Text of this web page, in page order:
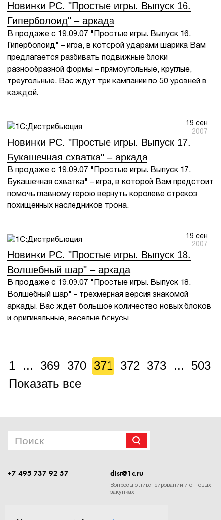
Новинки PC. "Простые игры. Выпуск 16.
Гиперболоид" – аркада
В продаже с 19.09.07 "Простые игры. Выпуск 16.
Гиперболоид" – игра, в которой ударами шарика Вам
предлагается разбивать подвижные блоки
разнообразной формы – прямоугольные, круглые,
треугольные. Вас ждут три кампании по 50 уровней в
каждой.
19 сен
2007
Новинки PC. "Простые игры. Выпуск 17.
Букашечная схватка" – аркада
В продаже с 19.09.07 "Простые игры. Выпуск 17.
Букашечная схватка" – игра, в которой Вам предстоит
помочь главному герою вернуть королеве стрекоз
похищенных наследников трона.
19 сен
2007
Новинки PC. "Простые игры. Выпуск 18.
Волшебный шар" – аркада
В продаже с 19.09.07 "Простые игры. Выпуск 18.
Волшебный шар" – трехмерная версия знакомой
аркады. Вас ждет большое количество новых блоков
и оригинальные, веселые бонусы.
1 ... 369 370 371 372 373 ...
503
Показать все
+7 495 737 92 57 dist@1c.ru
Вопросы о лицензировании и оптовых
закупках